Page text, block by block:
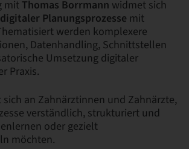
mitThomas Borrmann widmet sich
Planungsprozesse mit
werden komplexere
Datenhandling, Schnittstellen
Umsetzung digitaler
Praxis.
sich an Zahnärztinnen und Zahnärzte,
verständlich, strukturiert und
oder gezielt
möchten.